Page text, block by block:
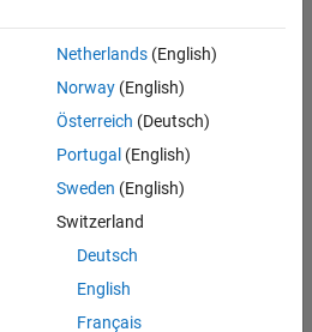
Netherlands(English)
Norway(English)
Österreich (Deutsch)
Portugal (English)
Sweden (English)
Switzerland
Deutsch
English
Français